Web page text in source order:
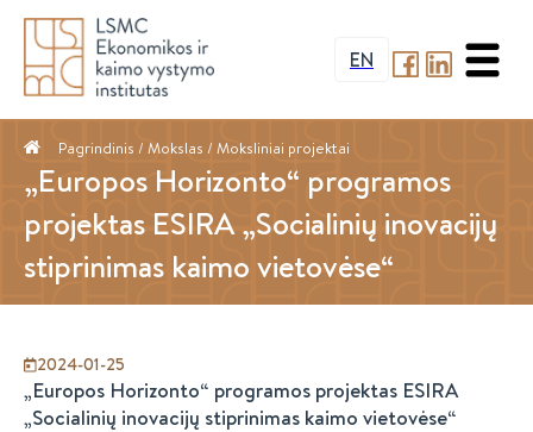
EN
Pagrindinis / Mokslas / Moksliniai projektai
„Europos Horizonto“ programos
projektas ESIRA „Socialinių inovacijų
stiprinimas kaimo vietovėse“
2024-01-25
„Europos Horizonto“ programos projektas ESIRA
„Socialinių inovacijų stiprinimas kaimo vietovėse“